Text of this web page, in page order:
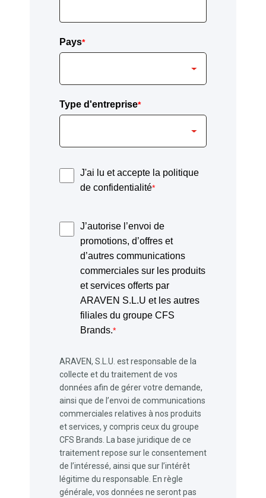
Pays*
Type d'entreprise*
J'ai lu et accepte la politique
de confidentialité*
J’autorise l’envoi de
promotions, d’offres et
d’autres communications
commerciales sur les produits
et services offerts par
ARAVEN S.L.U et les autres
filiales du groupe CFS
Brands.*
ARAVEN, S.L.U. est responsable de la
collecte et du traitement de vos
données afin de gérer votre demande,
ainsi que de l’envoi de communications
commerciales relatives à nos produits
et services, y compris ceux du groupe
CFS Brands. La base juridique de ce
traitement repose sur le consentement
de l’intéressé, ainsi que sur l’intérêt
légitime du responsable. En règle
générale, vos données ne seront pas